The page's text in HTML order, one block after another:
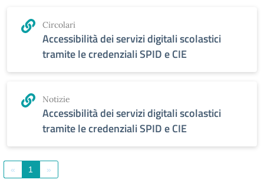
Circolari
Accessibilità dei servizi digitali scolastici
tramite le credenziali SPID e CIE
Notizie
Accessibilità dei servizi digitali scolastici
tramite le credenziali SPID e CIE
« 1 »